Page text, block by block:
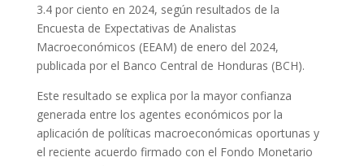
3.4 por ciento en 2024, según resultados de la
Encuesta de Expectativas de Analistas
Macroeconómicos (EEAM) de enero del 2024,
publicada por el Banco Central de Honduras (BCH).
Este resultado se explica por la mayor confianza
generada entre los agentes económicos por la
aplicación de políticas macroeconómicas oportunas y
el reciente acuerdo firmado con el Fondo Monetario